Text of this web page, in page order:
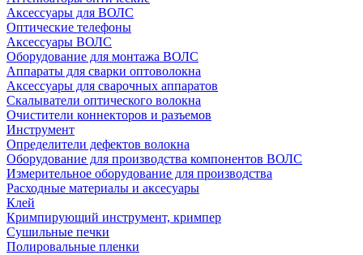
Аксессуары для ВОЛС
Оптические телефоны
Аксессуары ВОЛС
Оборудование для монтажа ВОЛС
Аппараты для сварки оптоволокна
Аксессуары для сварочных аппаратов
Скалыватели оптического волокна
Очистители коннекторов и разъемов
Инструмент
Определители дефектов волокна
Оборудование для производства компонентов ВОЛС
Измерительное оборудование для производства
Расходные материалы и аксесуары
Клей
Кримпирующий инструмент, кримпер
Сушильные печки
Полировальные пленки